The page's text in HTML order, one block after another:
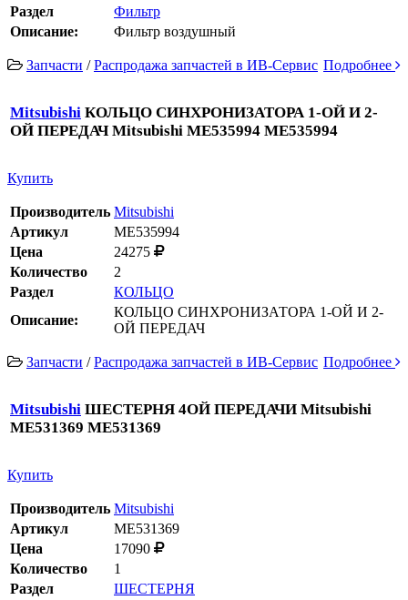
Раздел
Фильтр
Описание:
Фильтр воздушный
Запчасти /Распродажа запчастей в ИВ-Сервис Подробнее
Mitsubishi КОЛЬЦО СИНХРОНИЗАТОРА 1-ОЙ И 2-
ОЙ ПЕРЕДАЧ Mitsubishi ME535994 ME535994
Купить
Производитель Mitsubishi
Артикул
ME535994
Цена
24275
Количество
2
Раздел
КОЛЬЦО
Описание:
КОЛЬЦО СИНХРОНИЗАТОРА 1-ОЙ И 2-
ОЙ ПЕРЕДАЧ
Запчасти /Распродажа запчастей в ИВ-Сервис Подробнее
Mitsubishi ШЕСТЕРНЯ 4ОЙ ПЕРЕДАЧИ Mitsubishi
ME531369 ME531369
Купить
Производитель Mitsubishi
Артикул
ME531369
Цена
17090
Количество
1
Раздел
ШЕСТЕРНЯ